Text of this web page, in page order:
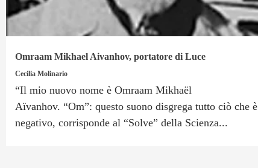
Omraam Mikhael Aivanhov, portatore di Luce
Cecilia Molinario
“Il mio nuovo nome è Omraam Mikhaël
Aïvanhov. “Om”: questo suono disgrega tutto ciò che è
negativo, corrisponde al “Solve” della Scienza...